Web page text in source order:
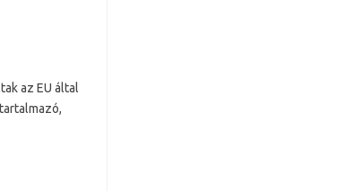
az EU által